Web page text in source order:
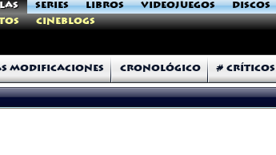
SERIES LIBROS VIDEOJUEGOS
DISCOS
Cineblogs
modificaciones Cronológico # Críticos